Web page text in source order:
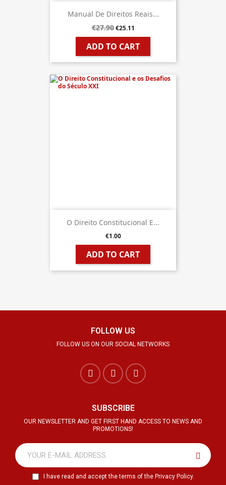
Manual De Direitos Reais...
€27.90 €25.11
ADD TO CART
O Direito Constitucional E...
€1.00
ADD TO CART
FOLLOW US
FOLLOW US ON OUR SOCIAL NETWORKS
SUBSCRIBE
OUR NEWSLETTER AND GET FIRST HAND ACCESS TO NEWS AND
PROMOTIONS!
I have read and accept the terms of the Privacy Policy.